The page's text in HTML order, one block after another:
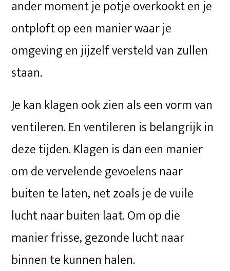
ander moment je potje overkookt en je
ontploft op een manier waar je
omgeving en jijzelf versteld van zullen
staan.
Je kan klagen ook zien als een vorm van
ventileren. En ventileren is belangrijk in
deze tijden. Klagen is dan een manier
om de vervelende gevoelens naar
buiten te laten, net zoals je de vuile
lucht naar buiten laat. Om op die
manier frisse, gezonde lucht naar
binnen te kunnen halen.